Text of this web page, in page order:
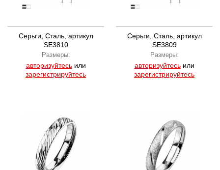
Серьги, Сталь, артикул
SE3810
Размеры:
авторизуйтесьили
зарегистрируйтесь
Серьги, Сталь, артикул
SE3809
Размеры:
авторизуйтесьили
зарегистрируйтесь